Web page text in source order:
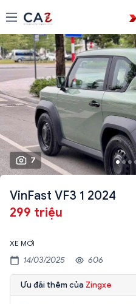
7
VinFast VF3 1 2024
299 triệu
XE MỚI
14/03/2025 606
Ưu đãi thêm của Zingxe